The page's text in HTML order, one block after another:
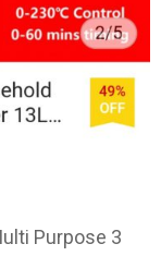
Purpose 3